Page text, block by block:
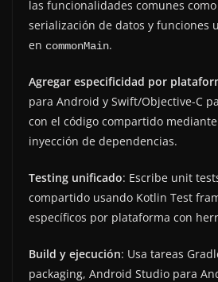
las funcionalidades comunes
serialización de datos y funciones
en commonMain.
Agregar especificidad por
para Android y Swift/Objective-C
con el código compartido
inyección de dependencias.
Testing unificado: Escribe unit
compartido usando Kotlin Test
específicos por plataforma con
Build y ejecución: Usa tareas
packaging, Android Studio para